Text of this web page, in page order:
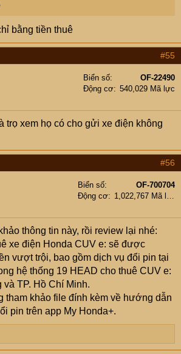
bằng tiền thuê
#55
Biển số
OF-22490
Động cơ
540,029 Mã lực
trọ xem họ có cho gửi xe điện không
#56
Biển số
OF-700704
Động cơ
thông tin này, rồi review lại nhé:
xe điện Honda CUV e: sẽ được
vượt trội, bao gồm dịch vụ đổi pin tại
hệ thống 19 HEAD cho thuê CUV e:
TP. Hồ Chí Minh.
tham khảo file đính kèm về hướng dẫn
pin trên app My Honda+.